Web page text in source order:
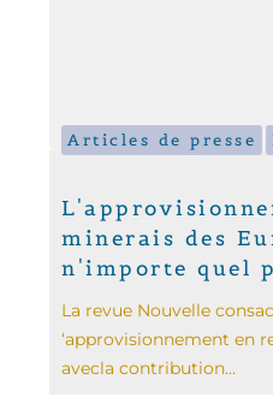
Articles de presse
minerais des
n'importe quel
La revue Nouvelle
‘approvisionnement en
avecla contribution...